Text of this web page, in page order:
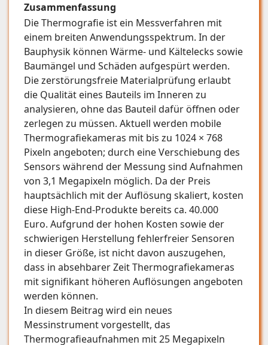
Zusammenfassung
Die Thermografie ist ein Messverfahren mit
einem breiten Anwendungsspektrum. In der
Bauphysik können Wärme- und Kältelecks sowie
Baumängel und Schäden aufgespürt werden.
Die zerstörungsfreie Materialprüfung erlaubt
die Qualität eines Bauteils im Inneren zu
analysieren, ohne das Bauteil dafür öffnen oder
zerlegen zu müssen. Aktuell werden mobile
Thermografiekameras mit bis zu 1024 × 768
Pixeln angeboten; durch eine Verschiebung des
Sensors während der Messung sind Aufnahmen
von 3,1 Megapixeln möglich. Da der Preis
hauptsächlich mit der Auflösung skaliert, kosten
diese High-End-Produkte bereits ca. 40.000
Euro. Aufgrund der hohen Kosten sowie der
schwierigen Herstellung fehlerfreier Sensoren
in dieser Größe, ist nicht davon auszugehen,
dass in absehbarer Zeit Thermografiekameras
mit signifikant höheren Auflösungen angeboten
werden können.
In diesem Beitrag wird ein neues
Messinstrument vorgestellt, das
Thermografieaufnahmen mit 25 Megapixeln